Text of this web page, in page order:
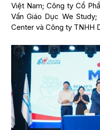
Việt Nam; Công ty Cổ
Vấn Giáo Dục We
Center và Công ty TNHH